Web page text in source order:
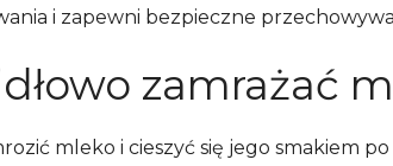
i zapewni bezpieczne
zamrażać
mleko i cieszyć się jego smakiem